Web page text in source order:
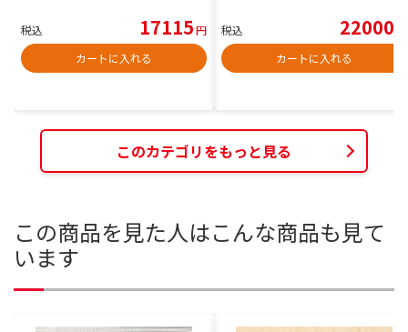
税込 17115円
カートに入れる
税込 22000
カートに入れる
このカテゴリをもっと見る
この商品を見た人はこんな商品も見て
います